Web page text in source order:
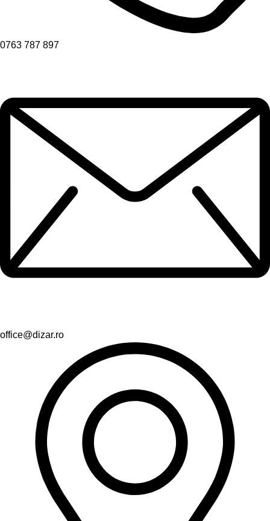
0763 787 897
office@dizar.ro